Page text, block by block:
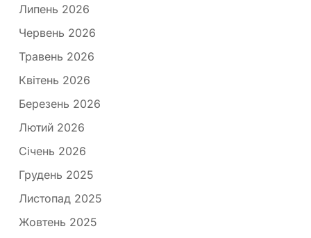
Липень 2026
Червень 2026
Травень 2026
Квітень 2026
Березень 2026
Лютий 2026
Січень 2026
Грудень 2025
Листопад 2025
Жовтень 2025